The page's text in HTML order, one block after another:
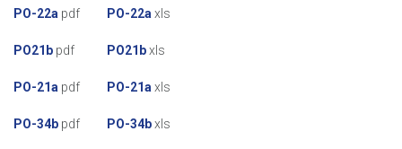
PO-22a pdf PO-22a xls
PO21b pdf PO21bxls
PO-21a pdf PO-21a xls
PO-34b pdf PO-34bxls